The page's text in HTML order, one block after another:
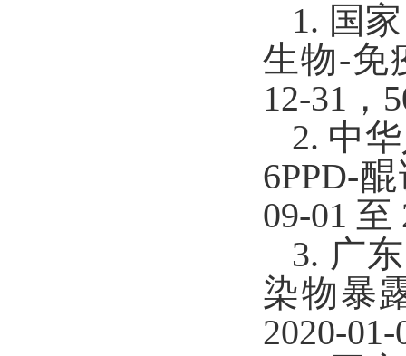
1. 国
生物-免
12-31，
2. 中
6PPD-
09-01 至
3. 广
染物暴
2020-